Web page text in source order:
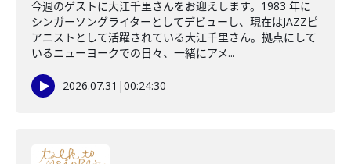
今週のゲストに大江千里さんをお迎えします。1983 年に
シンガーソングライターとしてデビューし、現在はJAZZピ
アニストとして活躍されている大江千里さん。拠点にして
いるニューヨークでの日々、一緒にアメ...
2026.07.31 |00:24:30